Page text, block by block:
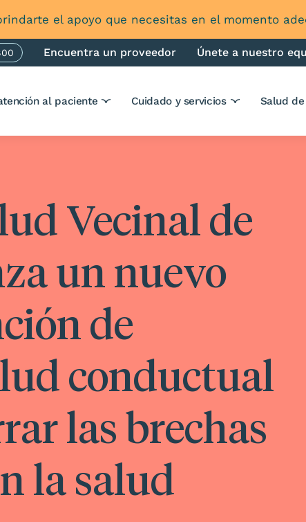
el apoyo que necesitas en el momento
Encuentra un proveedor Únete a nuestro
al paciente Cuidado y servicios Salud
Vecinal de
un nuevo
de
conductual
las brechas
la salud